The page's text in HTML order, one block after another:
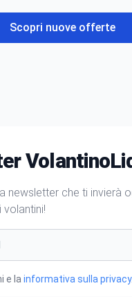
Scopri nuove offerte
newsletter che ti invierà
volantini!
e la informativa sulla privacy.